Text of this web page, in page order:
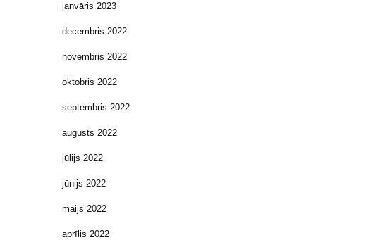
janvāris 2023
decembris 2022
novembris 2022
oktobris 2022
septembris 2022
augusts 2022
jūlijs 2022
jūnijs 2022
maijs 2022
aprīlis 2022